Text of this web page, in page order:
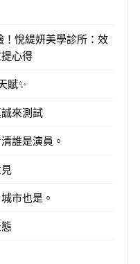
！悅緹妍美學診所：效
心得
賦✨
來測試
誰是演員。
市也是。